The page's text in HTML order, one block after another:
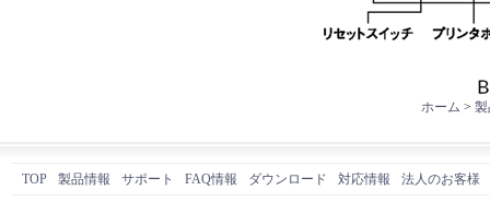
ホーム >
TOP 製品情報 サポート FAQ情報 ダウンロード 対応情報 法人のお客様